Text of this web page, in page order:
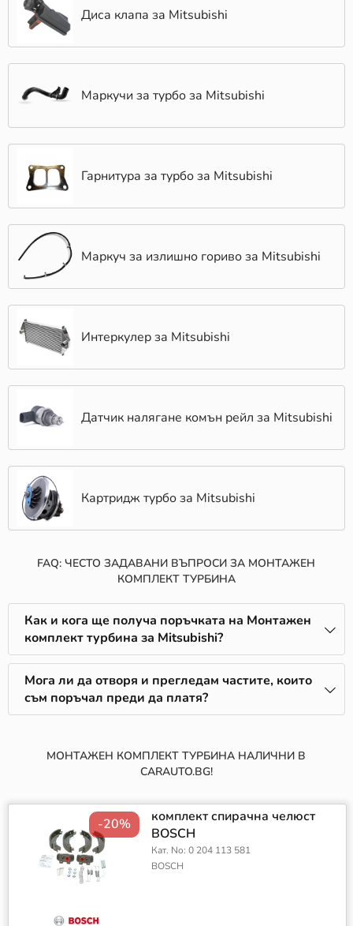
Диса клапа за Mitsubishi
Маркучи за турбо за Mitsubishi
Гарнитура за турбо за Mitsubishi
Маркуч за излишно гориво за Mitsubishi
Интеркулер за Mitsubishi
Датчик налягане комън рейл за Mitsubishi
Картридж турбо за Mitsubishi
FAQ: ЧЕСТО ЗАДАВАНИ ВЪПРОСИ ЗА МОНТАЖЕН
КОМПЛЕКТ ТУРБИНА
Как и кога ще получа поръчката на Монтажен
комплект турбина за Mitsubishi?
Мога ли да отворя и прегледам частите, които
съм поръчал преди да платя?
МОНТАЖЕН КОМПЛЕКТ ТУРБИНА НАЛИЧНИ В
CARAUTO.BG!
-20%
комплект спирачна челюст
BOSCH
Кат. No: 0 204 113 581
BOSCH